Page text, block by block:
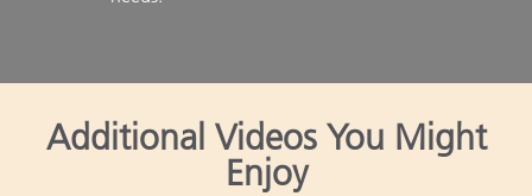
Additional Videos You Might
Enjoy